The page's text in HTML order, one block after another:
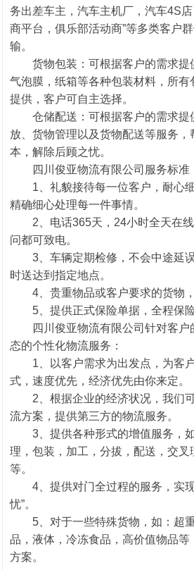
务出差车主，汽车主机厂，汽车4S
商平台，俱乐部活动商”等多类客户
输。
货物包装：可根据客户的需求提
气泡膜，纸箱等各种包装材料，所有
提供，客户可自主选择。
仓储配送：可根据客户的需求提
放、货物管理以及货物配送等服务
本，解除后顾之忧。
四川俊亚物流有限公司服务标准
1、礼貌接待每一位客户，耐心细
精确细心处理每一件事情。
2、电话365天，24小时全天在线
问都可致电。
3、车辆定期检修，不会中途延
时送达到指定地点。
4、贵重物品或客户要求的货物，
5、提供正式保险单据，全程保险
四川俊亚物流有限公司针对客户
态的个性化物流服务：
1、以客户需求为出发点，为客
式，速度优先，经济优先由你来定。
2、根据企业的经济状况，我们可
流方案，提供第三方的物流服务。
3、提供各种形式的增值服务，如
理，包装，加工，分拔，配送，交
等。
4、提供对门全过程的服务，实现
忧”。
5、对于一些特殊货物，如：超重
品，液体，冷冻食品，高价值物品等
方案。